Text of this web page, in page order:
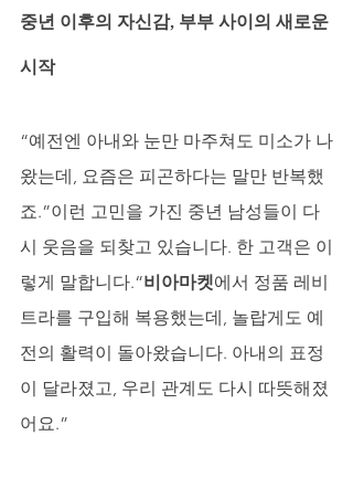
중년 이후의 자신감, 부부 사이의 새로운
시작
“예전엔 아내와 눈만 마주쳐도 미소가 나
왔는데, 요즘은 피곤하다는 말만 반복했
죠.”이런 고민을 가진 중년 남성들이 다
시 웃음을 되찾고 있습니다. 한 고객은 이
렇게 말합니다.“비아마켓에서 정품 레비
트라를 구입해 복용했는데, 놀랍게도 예
전의 활력이 돌아왔습니다. 아내의 표정
이 달라졌고, 우리 관계도 다시 따뜻해졌
어요.”